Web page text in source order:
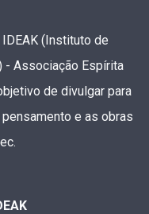
(Instituto de
- Associação Espírita
de divulgar para
e as obras